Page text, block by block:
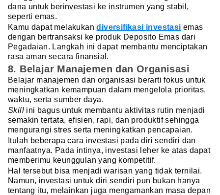
dana untuk berinvestasi ke instrumen yang stabil,
seperti emas.
Kamu dapat melakukandiversifikasi investasi emas
dengan bertransaksi ke produk Deposito Emas dari
Pegadaian. Langkah ini dapat membantu menciptakan
rasa aman secara finansial.
8. Belajar Manajemen dan Organisasi
Belajar manajemen dan organisasi berarti fokus untuk
meningkatkan kemampuan dalam mengelola prioritas,
waktu, serta sumber daya.
Skill ini bagus untuk membantu aktivitas rutin menjadi
semakin tertata, efisien, rapi, dan produktif sehingga
mengurangi stres serta meningkatkan pencapaian.
Itulah beberapa cara investasi pada diri sendiri dan
manfaatnya. Pada intinya, investasi leher ke atas dapat
memberimu keunggulan yang kompetitif.
Hal tersebut bisa menjadi warisan yang tidak ternilai.
Namun, investasi untuk diri sendiri pun bukan hanya
tentang itu, melainkan juga mengamankan masa depan